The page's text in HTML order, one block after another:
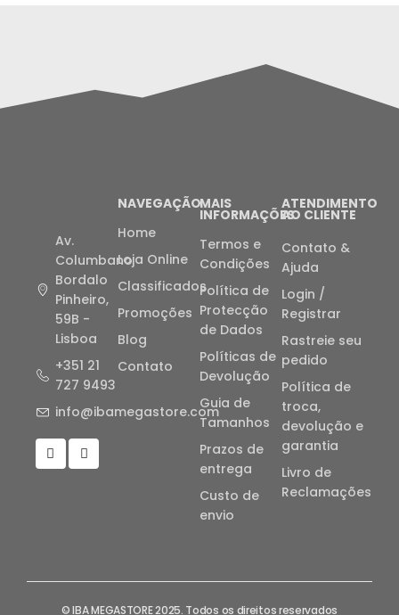
Av.
Columbano
Bordalo
Pinheiro,
59B -
Lisboa
+351 21
727 9493
info@ibamegastore.com
NAVEGAÇÃO
Home
Loja Online
Classificados
Promoções
Blog
Contato
MAIS
INFORMAÇÕES
Termos e
Condições
Política de
Protecção
de Dados
Políticas de
Devolução
Guia de
Tamanhos
Prazos de
entrega
Custo de
envio
ATENDIMENTO
AO CLIENTE
Contato &
Ajuda
Login /
Registrar
Rastreie seu
pedido
Política de
troca,
devolução e
garantia
Livro de
Reclamações
© IBA MEGASTORE 2025. Todos os direitos reservados